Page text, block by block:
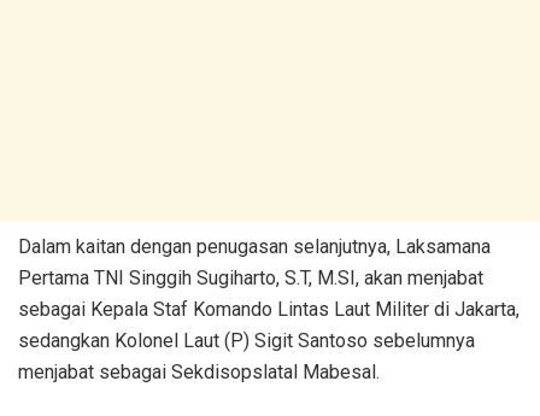
Dalam kaitan dengan penugasan selanjutnya, Laksamana
Pertama TNI Singgih Sugiharto, S.T, M.SI, akan menjabat
sebagai Kepala Staf Komando Lintas Laut Militer di Jakarta,
sedangkan Kolonel Laut (P) Sigit Santoso sebelumnya
menjabat sebagai Sekdisopslatal Mabesal.